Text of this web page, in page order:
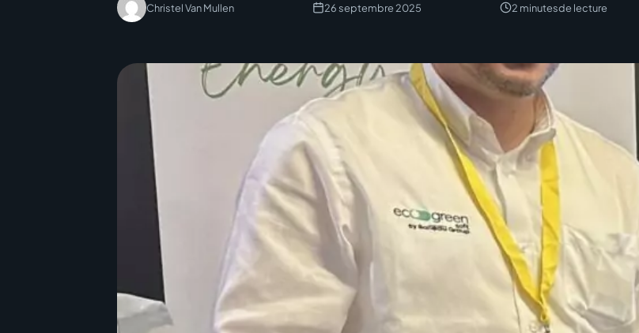
Christel Van Mullen 26 septembre 2025 2 minutesde lecture